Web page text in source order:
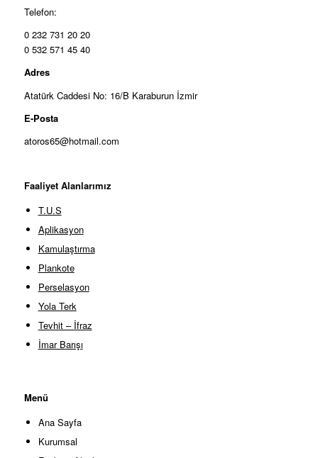
Telefon:
0 232 731 20 20
0 532 571 45 40
Adres
Atatürk Caddesi No: 16/B Karaburun İzmir
E-Posta
atoros65@hotmail.com
Faaliyet Alanlarımız
T.U.S
Aplikasyon
Kamulaştırma
Plankote
Perselasyon
Yola Terk
Tevhit – İfraz
İmar Barışı
Menü
Ana Sayfa
Kurumsal